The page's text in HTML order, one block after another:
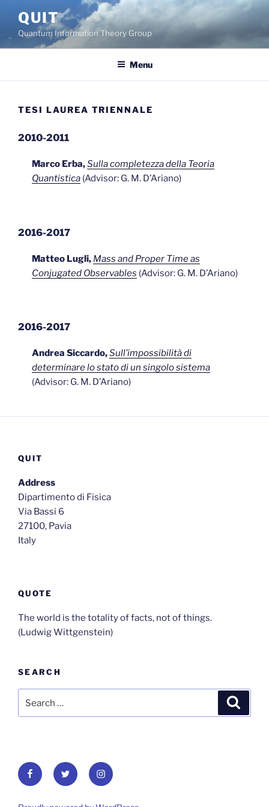
content
QUIT
Quantum Information Theory Group
Menu
TESI LAUREA TRIENNALE
2010-2011
Marco Erba,Sulla completezza della Teoria
Quantistica(Advisor: G. M. D’Ariano)
2016-2017
Matteo Lugli, Mass and Proper Time as
Conjugated Observables (Advisor: G. M. D’Ariano)
2016-2017
Andrea Siccardo,Sull’impossibilità di
determinare lo stato di un singolo sistema
(Advisor: G. M. D’Ariano)
QUIT
Address
Dipartimento di Fisica
Via Bassi 6
27100, Pavia
Italy
QUOTE
The world is the totality of facts, not of things.
(Ludwig Wittgenstein)
SEARCH
for:
FacebookTwitter Instagram